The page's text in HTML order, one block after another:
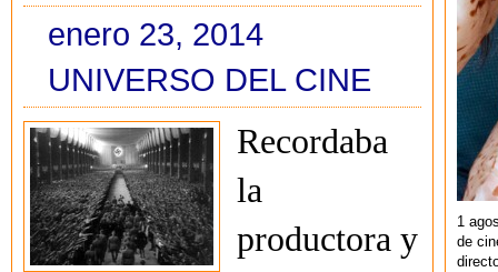
enero 23, 2014
UNIVERSO DEL CINE
Recordaba
la
productora y
1
de